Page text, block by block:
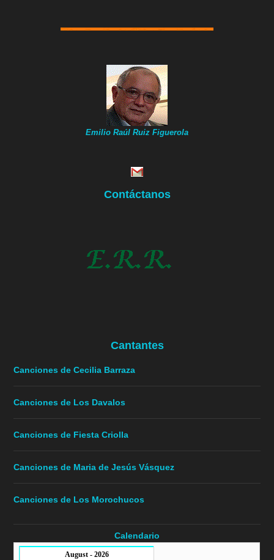
Emilio Raúl Ruiz Figuerola
Contáctanos
Cantantes
Canciones de Cecilia Barraza
Canciones de Los Davalos
Canciones de Fiesta Criolla
Canciones de Maria de Jesús Vásquez
Canciones de Los Morochucos
Calendario
August - 2026